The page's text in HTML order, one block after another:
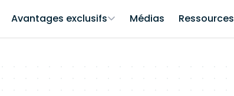
Avantages exclusifs Médias Ressources